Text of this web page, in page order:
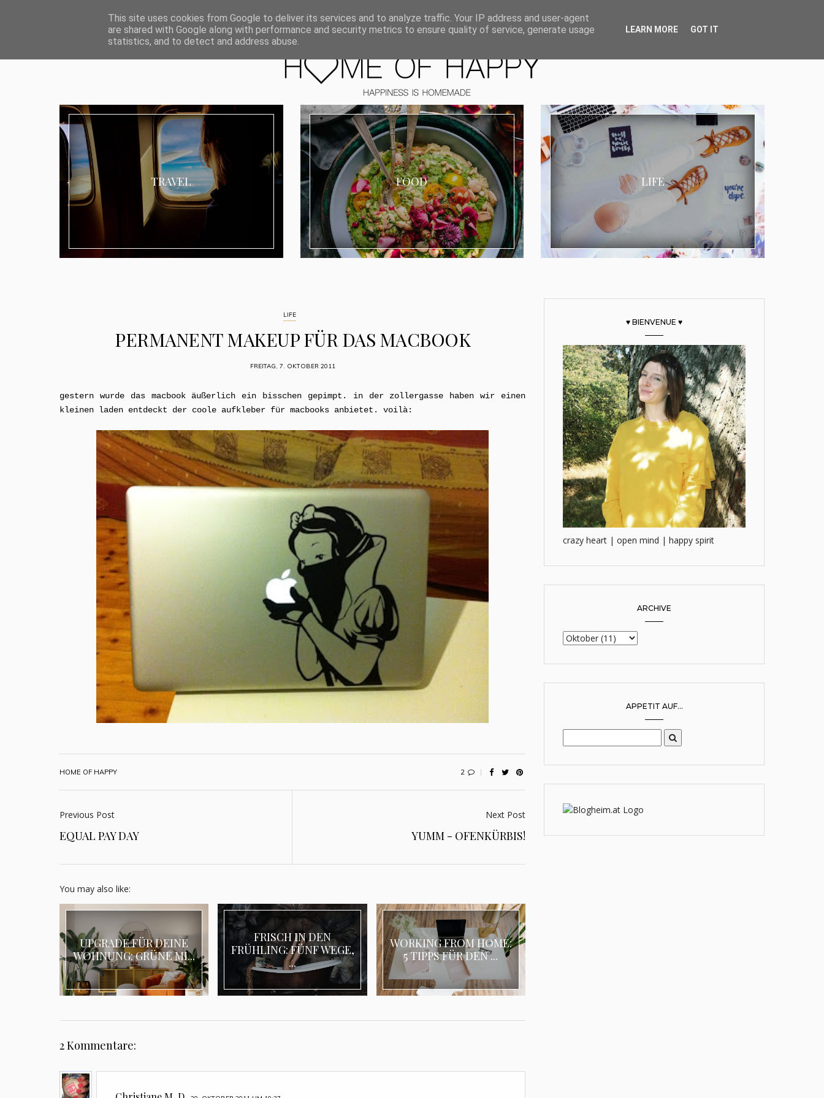
ABOUT I MEDIA & PR IMPRESSUM DATENSCHUTZ KATEGORIEN
TRAVEL FOOD LIFE
LIFE
PERMANENT MAKEUP FÜR DAS MACBOOK
FREITAG, 7. OKTOBER 2011
gestern wurde das macbook äußerlich ein bisschen gepimpt. in der zollergasse haben wir einen
kleinen laden entdeckt der coole aufkleber für macbooks anbietet. voilà:
HOME OF HAPPY 2
Previous Post
EQUAL PAY DAY
Next Post
YUMM - OFENKÜRBIS!
You may also like:
UPGRADE FÜR DEINE
WOHNUNG: GRÜNE MI...
FRISCH IN DEN
FRÜHLING: FÜNF WEGE,
...
WORKING FROM HOME:
5 TIPPS FÜR DEN ...
2 Kommentare:
♥ BIENVENUE ♥
crazy heart | open mind | happy spirit
ARCHIVE
APPETIT AUF...
This site uses cookies from Google to deliver its services and to analyze traffic. Your IP address and user-agent
are shared with Google along with performance and security metrics to ensure quality of service, generate usage
statistics, and to detect and address abuse.
LEARN MORE GOT IT